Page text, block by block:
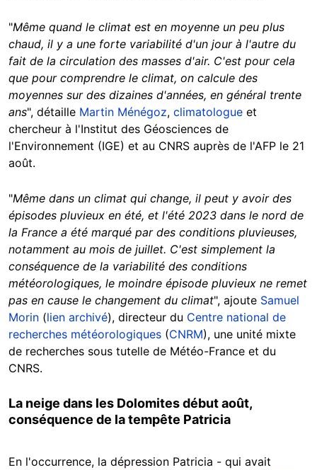
"Même quand le climat est en moyenne un peu plus
chaud, il y a une forte variabilité d'un jour à l'autre du
fait de la circulation des masses d'air. C'est pour cela
que pour comprendre le climat, on calcule des
moyennes sur des dizaines d'années, en général trente
ans", détaille Martin Ménégoz, climatologue et
chercheur à l'Institut des Géosciences de
l'Environnement (IGE) et au CNRS auprès de l'AFP le 21
août.
"Même dans un climat qui change, il peut y avoir des
épisodes pluvieux en été, et l'été 2023 dans le nord de
la France a été marqué par des conditions pluvieuses,
notamment au mois de juillet. C'est simplement la
conséquence de la variabilité des conditions
météorologiques, le moindre épisode pluvieux ne remet
pas en cause le changement du climat", ajoute Samuel
Morin (lien archivé), directeur du Centre national de
recherches météorologiques (CNRM), une unité mixte
de recherches sous tutelle de Météo-France et du
CNRS.
La neige dans les Dolomites début août,
conséquence de la tempête Patricia
En l'occurrence, la dépression Patricia - qui avait